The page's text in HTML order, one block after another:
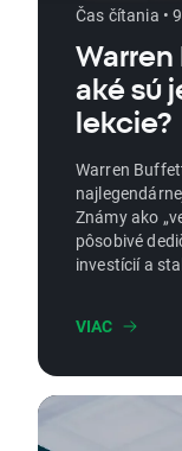
Čas čítania •
Warren
aké sú
lekcie?
Warren
Známy ako
pôsobivé
investícií a
Kto je však
VIAC